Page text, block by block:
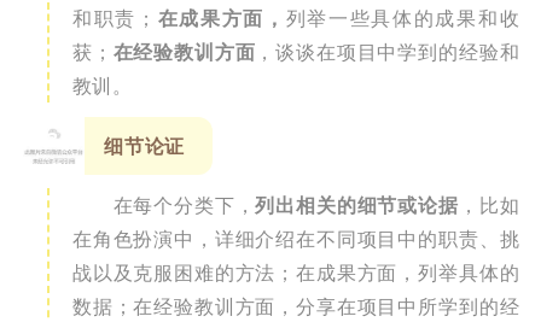
和职责； 在成果方面， 列举一些具体的成果和收
获； 在经验教训方面 ，谈谈在项目中学到的经验和
教训。
3 细节论证
在每个分类下，列出相关的细节或论据 ，比如
在角色扮演中，详细介绍在不同项目中的职责、挑
战以及克服困难的方法；在成果方面，列举具体的
数据；在经验教训方面，分享在项目中所学到的经